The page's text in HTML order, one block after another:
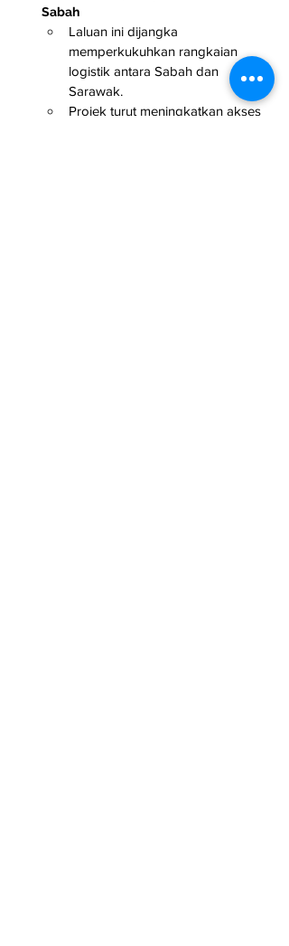
Sabah
Laluan ini dijangka
memperkukuhkan rangkaian
logistik antara Sabah dan
Sarawak.
Projek turut meningkatkan akses